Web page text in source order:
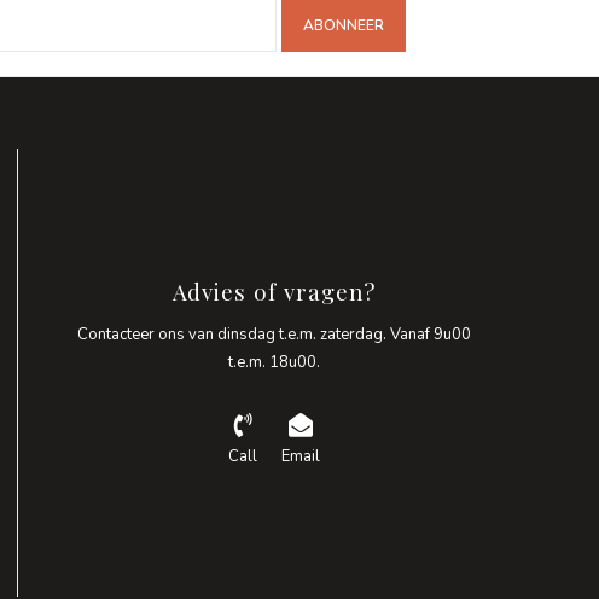
ABONNEER
Advies of vragen?
Contacteer ons van dinsdag t.e.m. zaterdag. Vanaf 9u00
t.e.m. 18u00.
Call Email